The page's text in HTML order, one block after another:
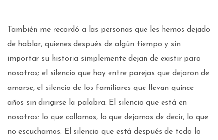
También me recordó a las personas que les hemos dejado
de hablar, quienes después de algún tiempo y sin
importar su historia simplemente dejan de existir para
nosotros; el silencio que hay entre parejas que dejaron de
amarse, el silencio de los familiares que llevan quince
años sin dirigirse la palabra. El silencio que está en
nosotros: lo que callamos, lo que dejamos de decir, lo que
no escuchamos. El silencio que está después de todo lo